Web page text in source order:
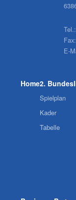
Tel.:
Fax:
E-
Home2.
Spielplan
Kader
Tabelle